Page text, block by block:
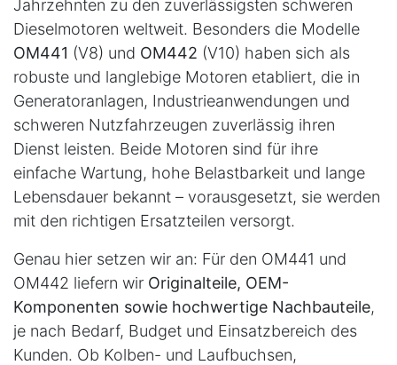
Jahrzehnten zu den zuverlässigsten schweren
Dieselmotoren weltweit. Besonders die Modelle
OM441 (V8) und OM442 (V10) haben sich als
robuste und langlebige Motoren etabliert, die in
Generatoranlagen, Industrieanwendungen und
schweren Nutzfahrzeugen zuverlässig ihren
Dienst leisten. Beide Motoren sind für ihre
einfache Wartung, hohe Belastbarkeit und lange
Lebensdauer bekannt – vorausgesetzt, sie werden
mit den richtigen Ersatzteilen versorgt.
Genau hier setzen wir an: Für den OM441 und
OM442 liefern wir Originalteile, OEM-
Komponenten sowie hochwertige Nachbauteile,
je nach Bedarf, Budget und Einsatzbereich des
Kunden. Ob Kolben- und Laufbuchsen,